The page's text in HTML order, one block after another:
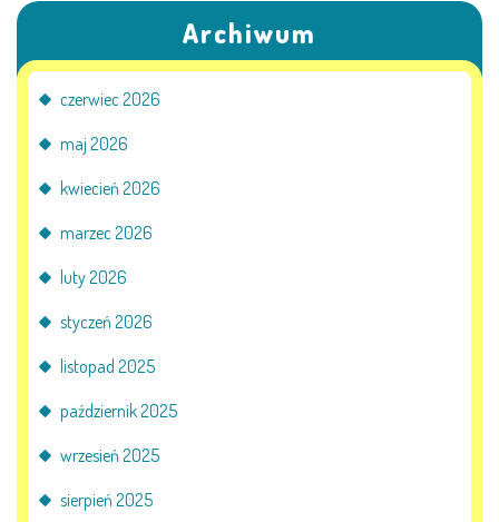
PROGRAMY
UROCZYSTOŚCI
KONKURSY
NASI PRZYJACIELE
Archiwum
czerwiec 2026
maj 2026
kwiecień 2026
marzec 2026
luty 2026
styczeń 2026
listopad 2025
październik 2025
wrzesień 2025
sierpień 2025